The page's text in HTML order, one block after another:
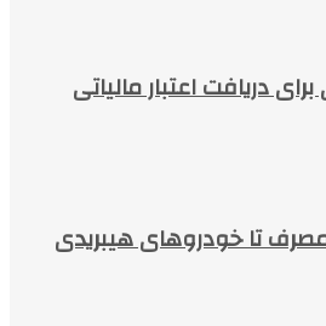
دریافت اعتبار مالیاتی
تا خودروهای هیبریدی